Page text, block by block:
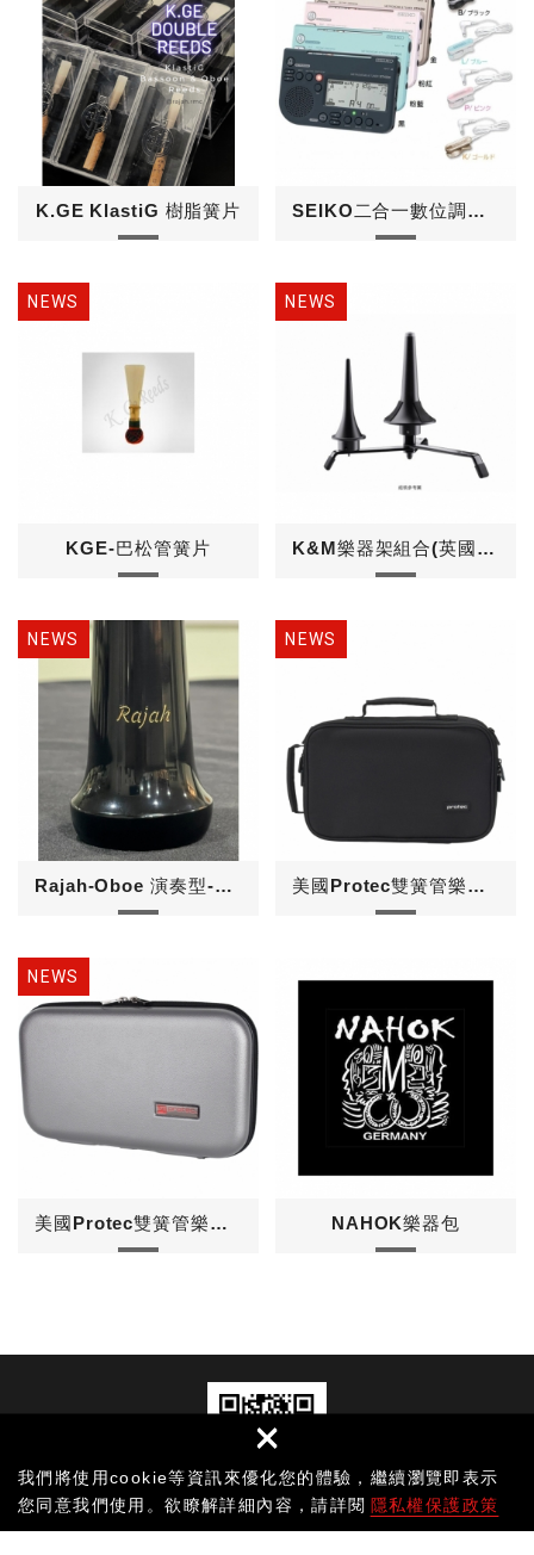
我們將使用cookie等資訊來優化您的體驗，繼續瀏覽即表示
您同意我們使用。欲瞭解詳細內容，請詳閱 隱私權保護政策
×
K.GE KlastiG 樹脂簧片 SEIKO二合一數位調音節拍器-STH200+ST...
KGE-巴松管簧片 K&M樂器架組合(英國管雙簧管OB&EH)
Rajah-Oboe 演奏型-D1黑武士 美國Protec雙簧管樂器盒保護套(褙包)
美國Protec雙簧管樂器盒 NAHOK樂器包